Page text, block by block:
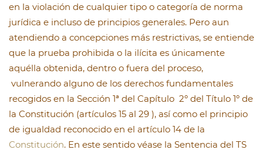
en la violación de cualquier tipo o categoría de norma
jurídica e incluso de principios generales. Pero aun
atendiendo a concepciones más restrictivas, se entiende
que la prueba prohibida o la ilícita es únicamente
aquélla obtenida, dentro o fuera del proceso,
vulnerando alguno de los derechos fundamentales
recogidos en la Sección 1ª del Capítulo 2º del Título 1º de
la Constitución (artículos 15 al 29 ), así como el principio
de igualdad reconocido en el artículo 14 de la
Constitución. En este sentido véase la Sentencia del TS